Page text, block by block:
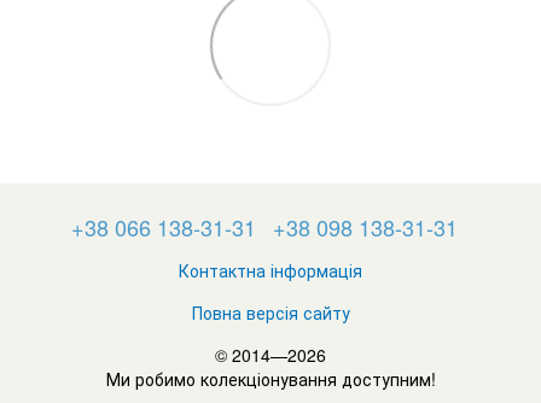
+38 066 138-31-31 +38 098 138-31-31
Контактна інформація
Повна версія сайту
© 2014—2026
Ми робимо колекціонування доступним!